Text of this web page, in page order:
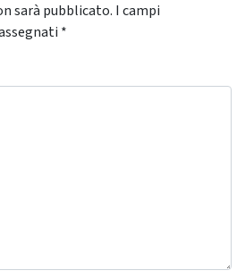
sarà pubblicato. I campi
*